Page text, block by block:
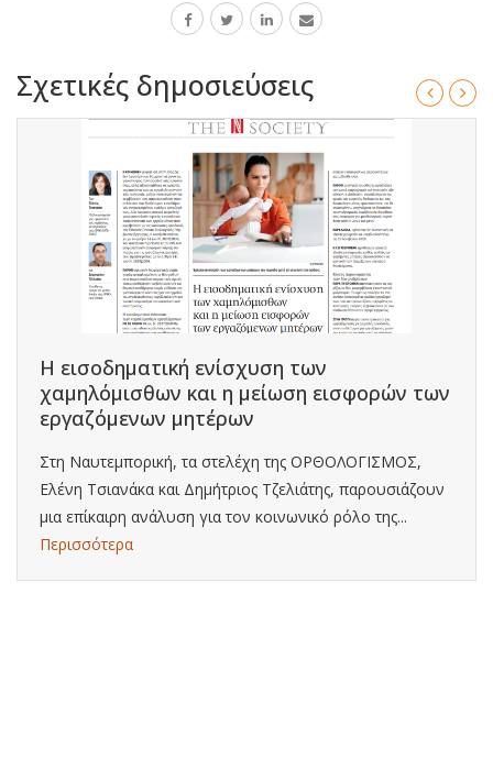
Σχετικές δημοσιεύσεις
Η εισοδηματική ενίσχυση των
χαμηλόμισθων και η μείωση εισφορών των
εργαζόμενων μητέρων
Στη Ναυτεμπορική, τα στελέχη της ΟΡΘΟΛΟΓΙΣΜΟΣ,
Ελένη Τσιανάκα και Δημήτριος Τζελιάτης, παρουσιάζουν
μια επίκαιρη ανάλυση για τον κοινωνικό ρόλο της...
Περισσότερα